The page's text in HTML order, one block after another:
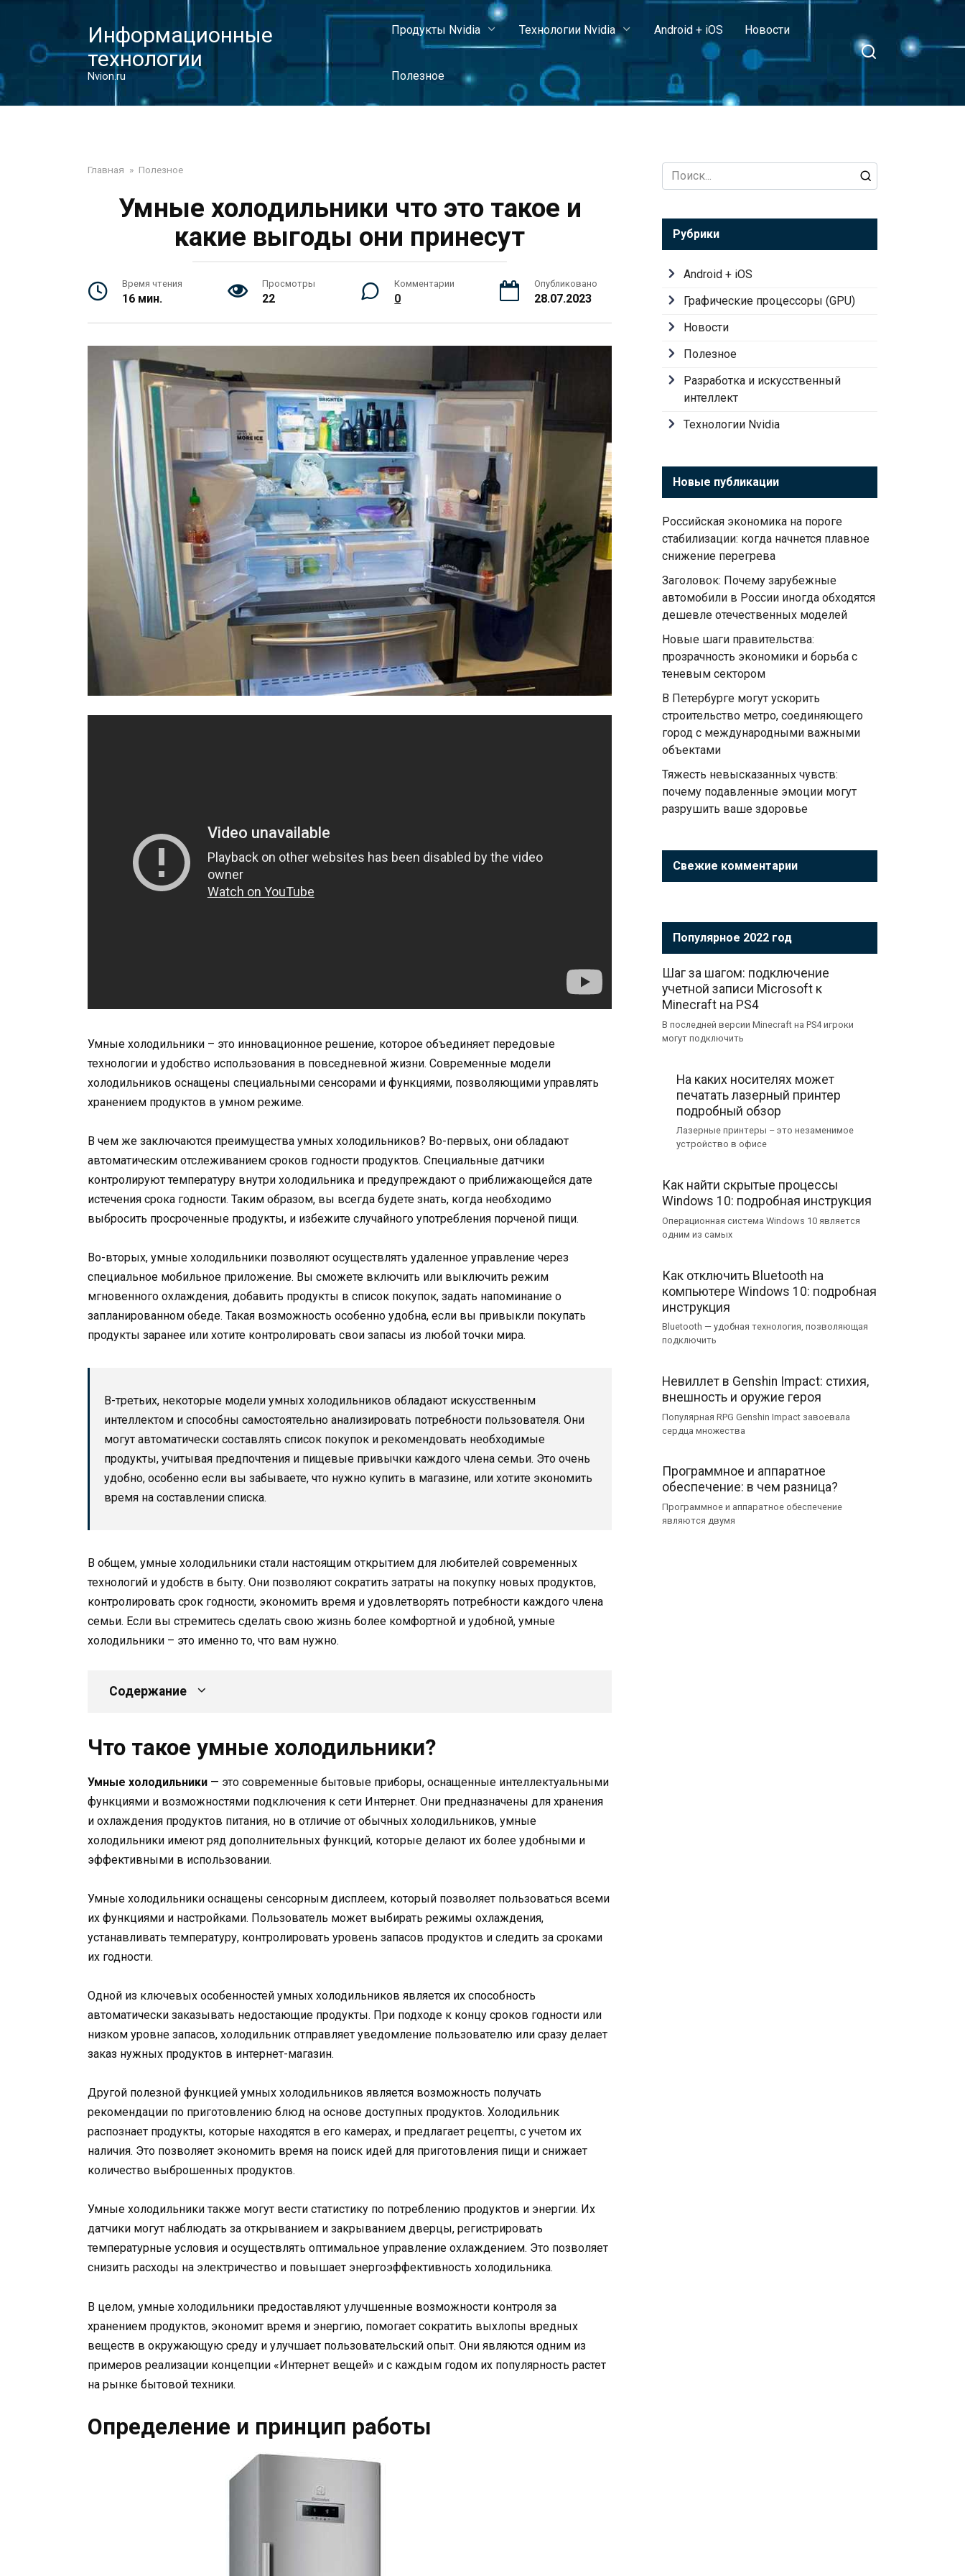
контенту
Информационные
технологии
Nvion.ru
Продукты Nvidia Технологии Nvidia Android + iOS Новости
Полезное
Главная » Полезное
Умные холодильники что это такое и
какие выгоды они принесут
Время чтения
16 мин.
Просмотры
22
Комментарии
0
Опубликовано
28.07.2023
Умные холодильники – это инновационное решение, которое объединяет передовые
технологии и удобство использования в повседневной жизни. Современные модели
холодильников оснащены специальными сенсорами и функциями, позволяющими управлять
хранением продуктов в умном режиме.
В чем же заключаются преимущества умных холодильников? Во-первых, они обладают
автоматическим отслеживанием сроков годности продуктов. Специальные датчики
контролируют температуру внутри холодильника и предупреждают о приближающейся дате
истечения срока годности. Таким образом, вы всегда будете знать, когда необходимо
выбросить просроченные продукты, и избежите случайного употребления порченой пищи.
Во-вторых, умные холодильники позволяют осуществлять удаленное управление через
специальное мобильное приложение. Вы сможете включить или выключить режим
мгновенного охлаждения, добавить продукты в список покупок, задать напоминание о
запланированном обеде. Такая возможность особенно удобна, если вы привыкли покупать
продукты заранее или хотите контролировать свои запасы из любой точки мира.
В-третьих, некоторые модели умных холодильников обладают искусственным
интеллектом и способны самостоятельно анализировать потребности пользователя. Они
могут автоматически составлять список покупок и рекомендовать необходимые
продукты, учитывая предпочтения и пищевые привычки каждого члена семьи. Это очень
удобно, особенно если вы забываете, что нужно купить в магазине, или хотите экономить
время на составлении списка.
В общем, умные холодильники стали настоящим открытием для любителей современных
технологий и удобств в быту. Они позволяют сократить затраты на покупку новых продуктов,
контролировать срок годности, экономить время и удовлетворять потребности каждого члена
семьи. Если вы стремитесь сделать свою жизнь более комфортной и удобной, умные
холодильники – это именно то, что вам нужно.
Содержание
Что такое умные холодильники?
Умные холодильники — это современные бытовые приборы, оснащенные интеллектуальными
функциями и возможностями подключения к сети Интернет. Они предназначены для хранения
и охлаждения продуктов питания, но в отличие от обычных холодильников, умные
холодильники имеют ряд дополнительных функций, которые делают их более удобными и
эффективными в использовании.
Умные холодильники оснащены сенсорным дисплеем, который позволяет пользоваться всеми
их функциями и настройками. Пользователь может выбирать режимы охлаждения,
устанавливать температуру, контролировать уровень запасов продуктов и следить за сроками
их годности.
Одной из ключевых особенностей умных холодильников является их способность
автоматически заказывать недостающие продукты. При подходе к концу сроков годности или
низком уровне запасов, холодильник отправляет уведомление пользователю или сразу делает
заказ нужных продуктов в интернет-магазин.
Другой полезной функцией умных холодильников является возможность получать
рекомендации по приготовлению блюд на основе доступных продуктов. Холодильник
распознает продукты, которые находятся в его камерах, и предлагает рецепты, с учетом их
наличия. Это позволяет экономить время на поиск идей для приготовления пищи и снижает
количество выброшенных продуктов.
Умные холодильники также могут вести статистику по потреблению продуктов и энергии. Их
датчики могут наблюдать за открыванием и закрыванием дверцы, регистрировать
температурные условия и осуществлять оптимальное управление охлаждением. Это позволяет
снизить расходы на электричество и повышает энергоэффективность холодильника.
В целом, умные холодильники предоставляют улучшенные возможности контроля за
хранением продуктов, экономит время и энергию, помогает сократить выхлопы вредных
веществ в окружающую среду и улучшает пользовательский опыт. Они являются одним из
примеров реализации концепции «Интернет вещей» и с каждым годом их популярность растет
на рынке бытовой техники.
Определение и принцип работы
Search
for:
Рубрики
Android + iOS
Графические процессоры (GPU)
Новости
Полезное
Разработка и искусственный
интеллект
Технологии Nvidia
Новые публикации
Российская экономика на пороге
стабилизации: когда начнется плавное
снижение перегрева
Заголовок: Почему зарубежные
автомобили в России иногда обходятся
дешевле отечественных моделей
Новые шаги правительства:
прозрачность экономики и борьба с
теневым сектором
В Петербурге могут ускорить
строительство метро, соединяющего
город с международными важными
объектами
Тяжесть невысказанных чувств:
почему подавленные эмоции могут
разрушить ваше здоровье
Свежие комментарии
Популярное 2022 год
Шаг за шагом: подключение
учетной записи Microsoft к
Minecraft на PS4
В последней версии Minecraft на PS4 игроки
могут подключить
На каких носителях может
печатать лазерный принтер
подробный обзор
Лазерные принтеры – это незаменимое
устройство в офисе
Как найти скрытые процессы
Windows 10: подробная инструкция
Операционная система Windows 10 является
одним из самых
Как отключить Bluetooth на
компьютере Windows 10: подробная
инструкция
Bluetooth — удобная технология, позволяющая
подключить
Невиллет в Genshin Impact: стихия,
внешность и оружие героя
Популярная RPG Genshin Impact завоевала
сердца множества
Программное и аппаратное
обеспечение: в чем разница?
Программное и аппаратное обеспечение
являются двумя